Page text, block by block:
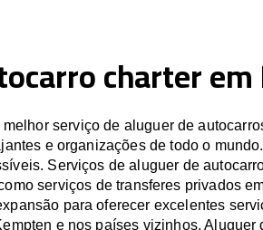
charter
serviço de aluguer de
e organizações de todo o
Serviços de aluguer de
serviços de transferes privados
para oferecer excelentes
e nos países vizinhos. Aluguer